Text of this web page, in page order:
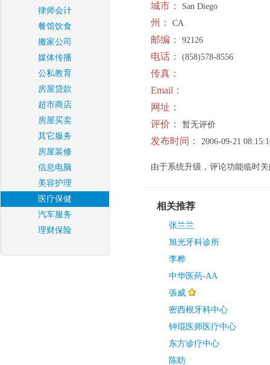
律师会计
餐馆饮食
搬家公司
媒体传播
公私教育
房屋贷款
超市商店
房屋买卖
其它服务
房屋装修
信息电脑
美容护理
医疗保健
汽车服务
理财保险
城市： San Diego
州： CA
邮编： 92126
电话： (858)578-8556
传真：
Email：
网址：
评价：
暂无评价
发布时间： 2006-09-21
由于系统升级，评论功能临时
相关推荐
张兰兰
旭光牙科诊所
李桦
中华医药-AA
張威
密西根牙科中心
钟琨医师医疗中心
东方诊疗中心
陈昉